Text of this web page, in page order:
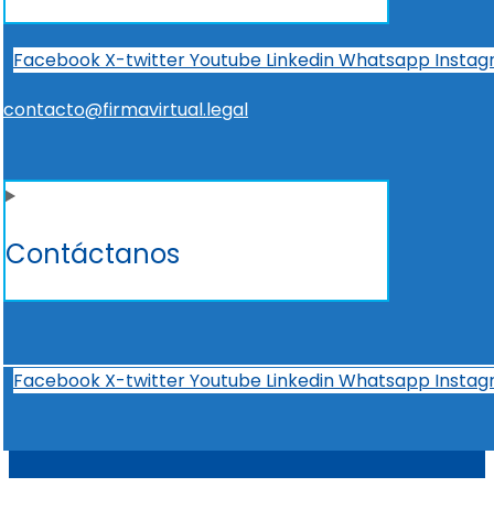
Facebook X-twitterYoutube LinkedinWhatsapp
contacto@firmavirtual.legal
Contáctanos
Facebook X-twitterYoutube LinkedinWhatsapp